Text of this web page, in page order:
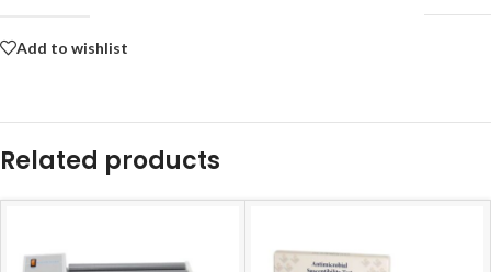
Add to wishlist
Related products